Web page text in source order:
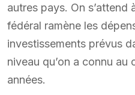
autres pays. On s’attend
fédéral ramène les
investissements prévus
niveau qu’on a connu au
années.